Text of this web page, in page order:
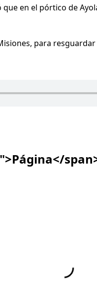
en el pórtico de
para